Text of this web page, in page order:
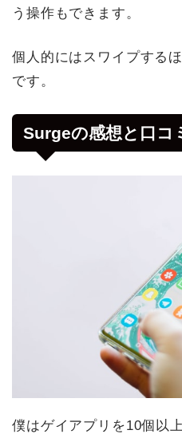
う操作もできます。
個人的にはスワイプする
です。
Surgeの感想と口コ
僕はゲイアプリを10個以